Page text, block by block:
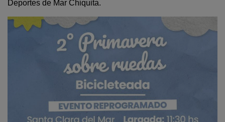
Deportes de Mar Chiquita.